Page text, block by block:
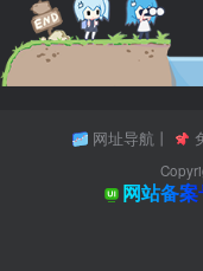
网址导航 丨
网站备